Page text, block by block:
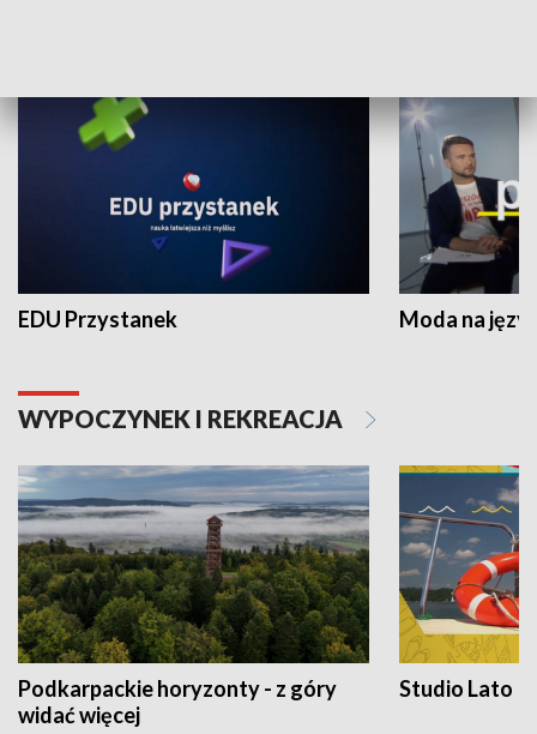
EDU Przystanek Moda na
WYPOCZYNEK I REKREACJA
Podkarpackie horyzonty - z góry
widać więcej
Studio Lato